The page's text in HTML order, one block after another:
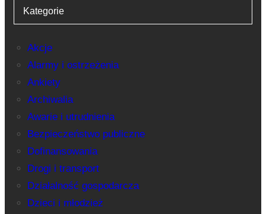
Kategorie
Akcje
Alarmy i ostrzeżenia
Ankiety
Archiwalia
Awarie i utrudnienia
Bezpieczeństwo publiczne
Dofinansowania
Drogi i transport
Działalność gospodarcza
Dzieci i młodzież